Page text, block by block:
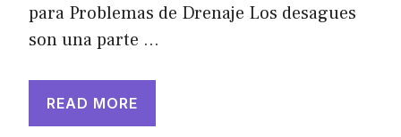
para Problemas de Drenaje Los desagues
son una parte …
READ MORE